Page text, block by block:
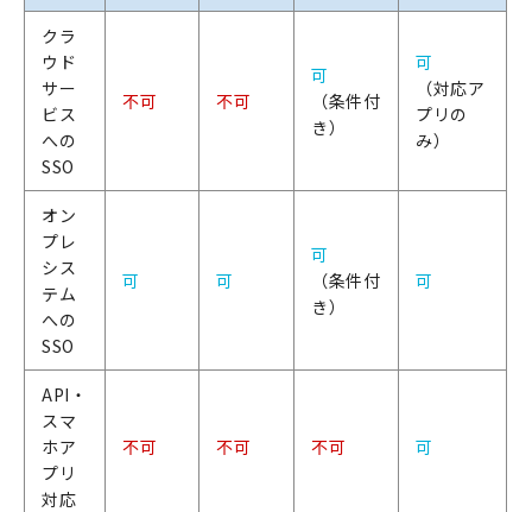
クラ
ウド
サー
ビス
への
SSO
不可 不可
可
（条件付
き）
可
（対応ア
プリの
み）
オン
プレ
シス
テム
への
SSO
可 可
可
（条件付
き）
可
API・
スマ
ホア
プリ
対応
不可 不可 不可 可